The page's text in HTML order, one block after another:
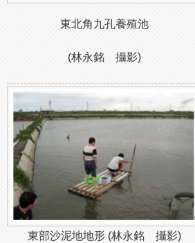
東北角九孔養殖池
(林永銘 攝影)
東部沙泥地地形 (林永銘 攝影)